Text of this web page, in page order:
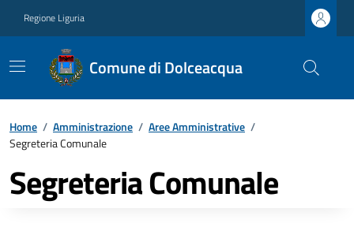
Regione Liguria
Comune di Dolceacqua
Home / Amministrazione / Aree Amministrative /
Segreteria Comunale
Segreteria Comunale